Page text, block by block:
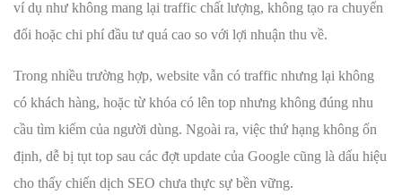
ví dụ như không mang lại traffic chất lượng, không tạo ra chuyển
đổi hoặc chi phí đầu tư quá cao so với lợi nhuận thu về.
Trong nhiều trường hợp, website vẫn có traffic nhưng lại không
có khách hàng, hoặc từ khóa có lên top nhưng không đúng nhu
cầu tìm kiếm của người dùng. Ngoài ra, việc thứ hạng không ổn
định, dễ bị tụt top sau các đợt update của Google cũng là dấu hiệu
cho thấy chiến dịch SEO chưa thực sự bền vững.